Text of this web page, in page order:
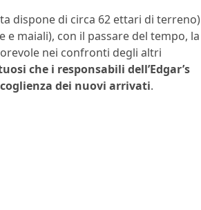
dispone di circa 62 ettari di terreno)
maiali), con il passare del tempo, la
nei confronti degli altri
che i responsabili dell’Edgar’s
dei nuovi arrivati.